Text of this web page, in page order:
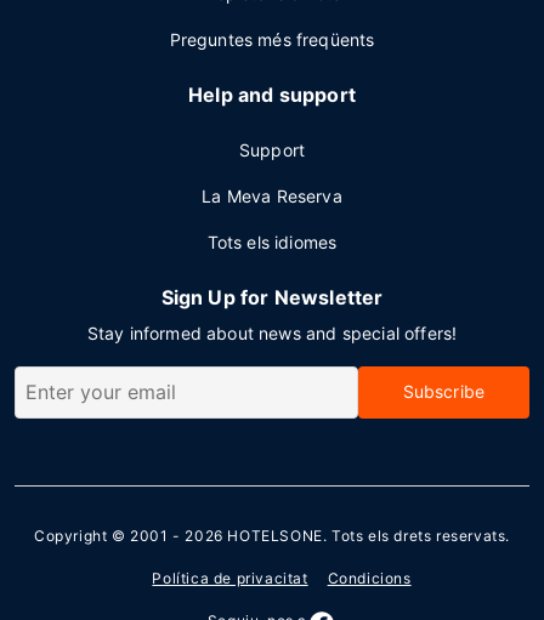
Preguntes més freqüents
Help and support
Support
La Meva Reserva
Tots els idiomes
Sign Up for Newsletter
Stay informed about news and special offers!
Subscribe
Copyright © 2001 - 2026 HOTELSONE. Tots els drets reservats.
Política de privacitat Condicions